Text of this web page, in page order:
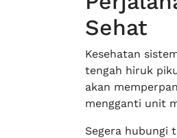
Sehat
Kesehatan
tengah hiruk
akan
mengganti unit
Segera hubungi